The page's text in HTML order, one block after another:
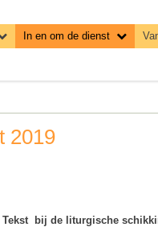
In en om de dienst
2019
Tekst bij de liturgische